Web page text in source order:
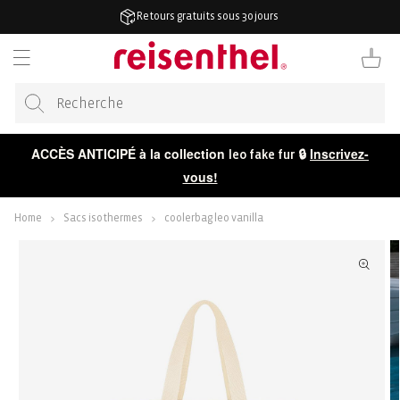
Retours gratuits sous 30 jours
Panier
ACCÈS ANTICIPÉ à la collection leo fake fur 🔒 Inscrivez-
vous!
Home Sacs isothermes coolerbag leo vanilla